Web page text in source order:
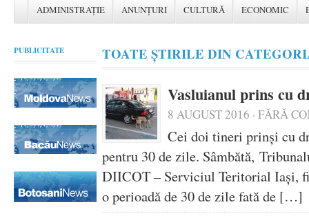
ADMINISTRAȚIE ANUNȚURI CULTURĂ ECONOMIC
PUBLICITATE TOATE ȘTIRILE DIN
Vasluianul prins cu
8 AUGUST 2016 · FĂRĂ
Cei doi tineri prinşi cu
pentru 30 de zile. Sâmbătă,
DIICOT – Serviciul Teritorial Iaşi,
o perioadă de 30 de zile fată de […]